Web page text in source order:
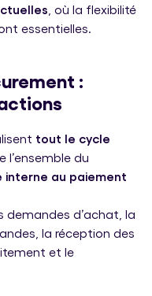
, où la flexibilité
essentielles.
:
tout le cycle
l’ensemble du
interne au paiement
demandes d’achat, la
la réception des
et le